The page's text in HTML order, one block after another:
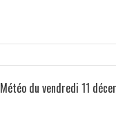
Météo du vendredi 11